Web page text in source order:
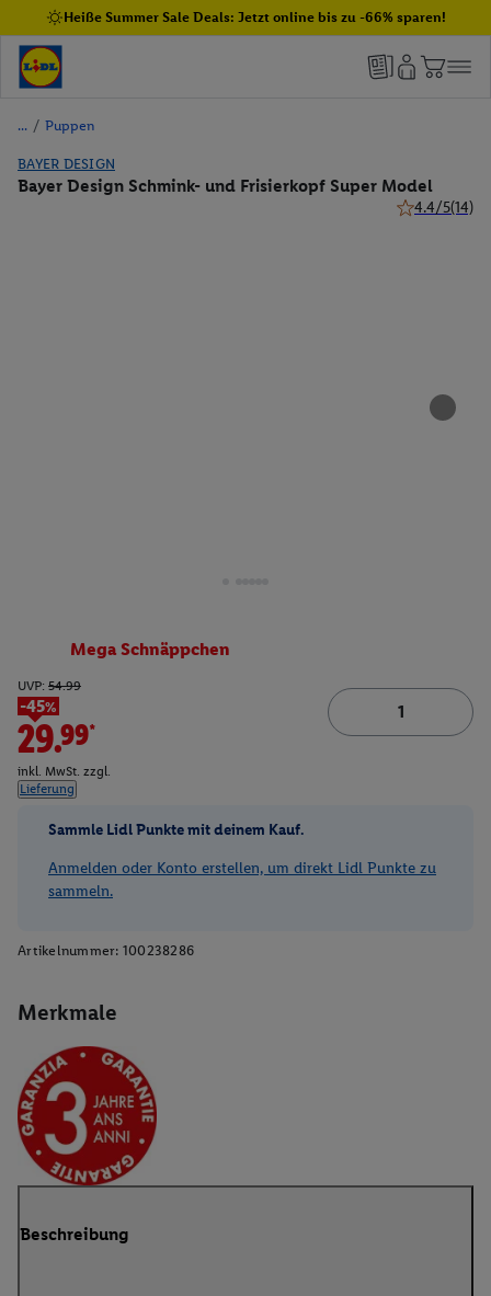
Heiße Summer Sale Deals: Jetzt online bis zu -66% sparen!
/ Puppen
BAYER DESIGN
Bayer Design Schmink- und Frisierkopf Super Model
4.4/5(14)
Merkmale
Mega Schnäppchen
UVP: 54.99
-45%
29.99*
inkl. MwSt. zzgl.
Lieferung
Sammle Lidl Punkte mit deinem Kauf.
Anmelden oder Konto erstellen, um direkt Lidl Punkte zu
sammeln.
Artikelnummer: 100238286
Beschreibung